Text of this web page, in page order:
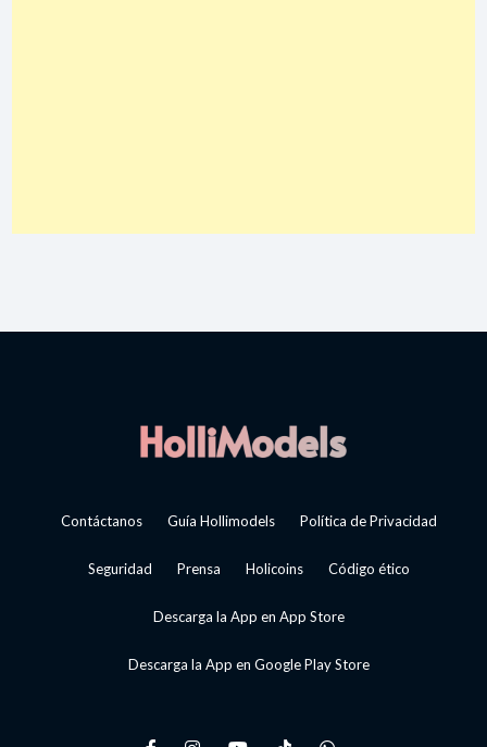
Contáctanos Guía Hollimodels Política de Privacidad
Seguridad Prensa Holicoins Código ético
Descarga la App en App Store
Descarga la App en Google Play Store